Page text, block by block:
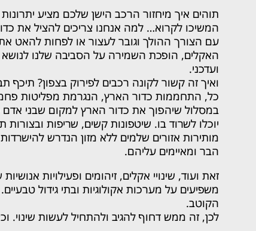
תוהים איך מיחזור הרכב הישן שלכם מציע
המשיכו לקרוא… למה אנחנו צריכים להציל את
עם הצורך ההולך וגובר לעצור או לפחות להאט את
האקלים, הופכת השמירה על הסביבה שלנו
ועדכני.
ואיך זה קשור לקונה רכבים לפירוק בצפון? תיכף
כל, התחממות כדור הארץ, הנגרמת מפליטות
במסלול שיהפוך את כדור הארץ למקום שבני
יוכלו לשרוד בו. שיטפונות קשים, שריפות ובצורות
מותירות אזורים שלמים ללא מזון הנדרש
הבר ומאיימים עליהם.
זאת ועוד, שינויי אקלים, זיהומים ופעילויות אנושיות
משפיעים על מערכות אקולוגיות ובתי גידול
הקוטב.
לכן, זה ממש דחוף להגיב ולהתחיל לעשות שינוי.